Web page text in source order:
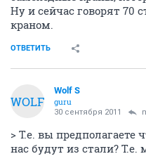
Ну и сейчас говорят 70
краном.
ОТВЕТИТЬ
WOLF
Wolf S
guru
30 сентября 2011
> Т.е. вы
нас будут из стали? Т.е.